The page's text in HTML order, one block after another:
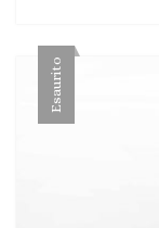
Esaurito